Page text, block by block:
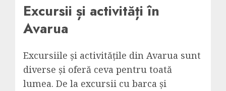
Excursii și activități în
Avarua
Excursiile și activitățile din Avarua sunt
diverse și oferă ceva pentru toată
lumea. De la excursii cu barca și